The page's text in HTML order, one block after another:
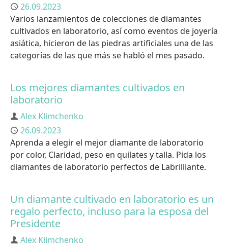
Publicado
26.09.2023
Varios lanzamientos de colecciones de diamantes
cultivados en laboratorio, así como eventos de joyería
asiática, hicieron de las piedras artificiales una de las
categorías de las que más se habló el mes pasado.
Los mejores diamantes cultivados en
laboratorio
Autor
Alex Klimchenko
Publicado
26.09.2023
Aprenda a elegir el mejor diamante de laboratorio
por color, Claridad, peso en quilates y talla. Pida los
diamantes de laboratorio perfectos de Labrilliante.
Un diamante cultivado en laboratorio es un
regalo perfecto, incluso para la esposa del
Presidente
Autor
Alex Klimchenko